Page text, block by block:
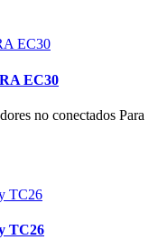
EC30
no conectados Para
TC26